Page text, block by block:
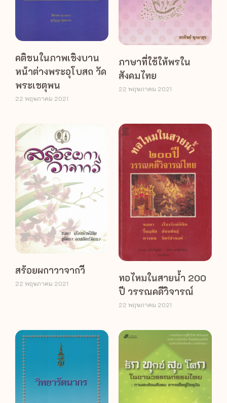
คติชนในภาพเชิงบาน
หน้าต่างพระอุโบสถ วัด
พระเชตุพน
22 พฤษภาคม 2021
ภาษาที่ใช้ให้พรใน
สังคมไทย
22 พฤษภาคม 2021
สร้อยผกาวาจากวี
22 พฤษภาคม 2021
ทอไหมในสายน้ำ 200
ปี วรรณคดีวิจารณ์
22 พฤษภาคม 2021